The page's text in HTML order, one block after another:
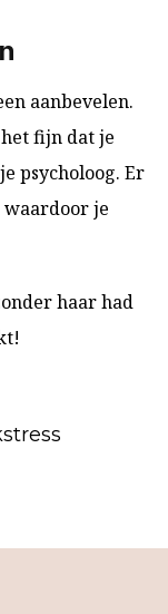
aanbevelen.
fijn dat je
psycholoog. Er
waardoor je
haar had